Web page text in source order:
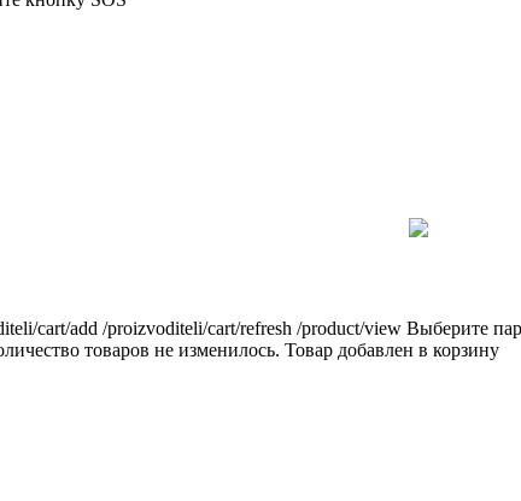
cart/add /proizvoditeli/cart/refresh /product/view Выберите
товаров не изменилось. Товар добавлен в корзину